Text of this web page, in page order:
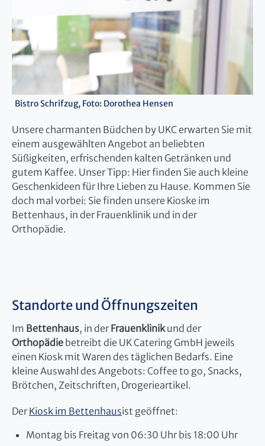
Bistro Schrifzug, Foto: Dorothea Hensen
Unsere charmanten Büdchen by UKC erwarten Sie mit
einem ausgewählten Angebot an beliebten
Süßigkeiten, erfrischenden kalten Getränken und
gutem Kaffee. Unser Tipp: Hier finden Sie auch kleine
Geschenkideen für Ihre Lieben zu Hause. Kommen Sie
doch mal vorbei: Sie finden unsere Kioske im
Bettenhaus, in der Frauenklinik und in der
Orthopädie.
Standorte und Öffnungszeiten
Im Bettenhaus, in der Frauenklinikund der
Orthopädie betreibt die UK Catering GmbH jeweils
einen Kiosk mit Waren des täglichen Bedarfs. Eine
kleine Auswahl des Angebots: Coffee to go, Snacks,
Brötchen, Zeitschriften, Drogerieartikel.
Der Kiosk im Bettenhausist geöffnet:
Montag bis Freitag von 06:30 Uhr bis 18:00 Uhr